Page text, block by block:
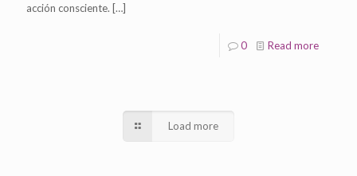
acción consciente. […]
0 Read more
Load more